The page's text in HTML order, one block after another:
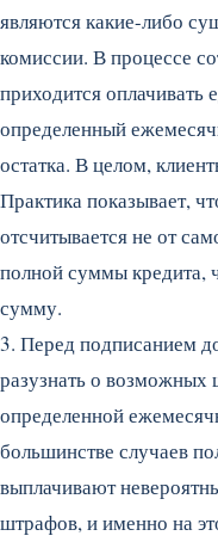
являются какие-либо
комиссии. В процессе
приходится
определенный
остатка. В целом,
Практика показывает,
отсчитывается не от
полной суммы кредита,
сумму.
3. Перед подписанием
разузнать о возможных
определенной
большинстве случаев
выплачивают
штрафов, и именно на